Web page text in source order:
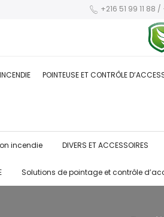
+216 51 99 11 88 /
POINTEUSE ET CONTRÔLE
incendie DIVERS ET ACCESSOIRES
Solutions de pointage et contrôle